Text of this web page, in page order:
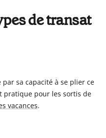
de transat
sa capacité à se plier ce
pratique pour les sortis de
vacances.